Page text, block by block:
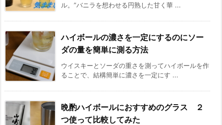
ル。”バニラを想わせる円熟した甘く華 ...
ハイボールの濃さを一定にするのにソー
ダの量を簡単に測る方法
ウイスキーとソーダの重さを測ってハイボールを作
ることで、結構簡単に濃さを一定にす ...
晩酌ハイボールにおすすめのグラス ２
つ使って比較してみた